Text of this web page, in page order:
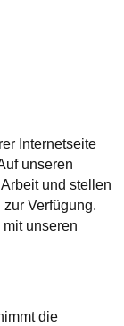
Internetseite
unseren
und stellen
zur Verfügung.
unseren
die